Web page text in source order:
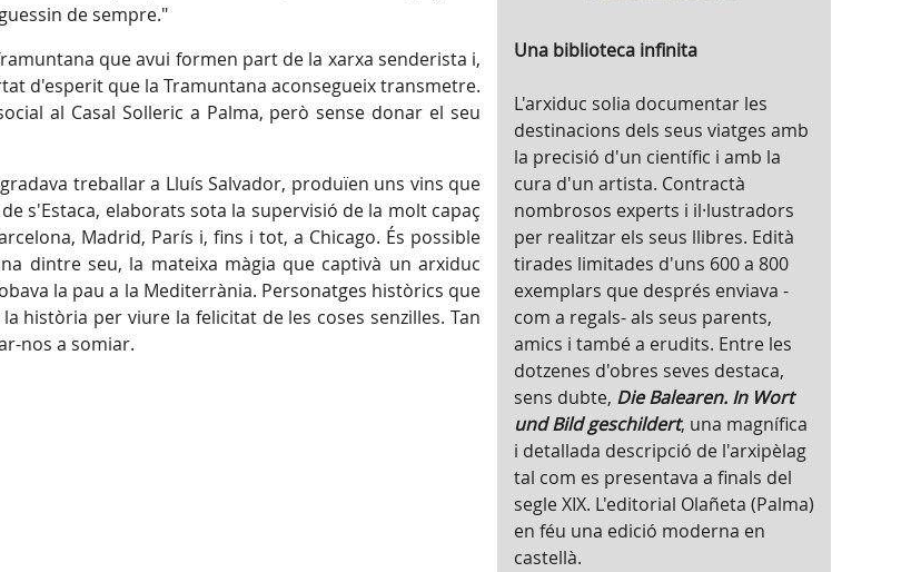
de sempre."
que avui formen part de la xarxa senderista i,
d'esperit que la Tramuntana aconsegueix transmetre.
al Casal Solleric a Palma, però sense donar el seu
treballar a Lluís Salvador, produïen uns vins que
s'Estaca, elaborats sota la supervisió de la molt capaç
Madrid, París i, fins i tot, a Chicago. És possible
dintre seu, la mateixa màgia que captivà un arxiduc
la pau a la Mediterrània. Personatges històrics que
història per viure la felicitat de les coses senzilles. Tan
nos a somiar.
Una biblioteca infinita
L'arxiduc solia documentar les
destinacions dels seus viatges amb
la precisió d'un científic i amb la
cura d'un artista. Contractà
nombrosos experts i il·lustradors
per realitzar els seus llibres. Edità
tirades limitades d'uns 600 a 800
exemplars que després enviava -
com a regals- als seus parents,
amics i també a erudits. Entre les
dotzenes d'obres seves destaca,
sens dubte, Die Balearen. In Wort
und Bild geschildert, una magnífica
i detallada descripció de l'arxipèlag
tal com es presentava a finals del
segle XIX. L'editorial Olañeta (Palma)
en féu una edició moderna en
castellà.